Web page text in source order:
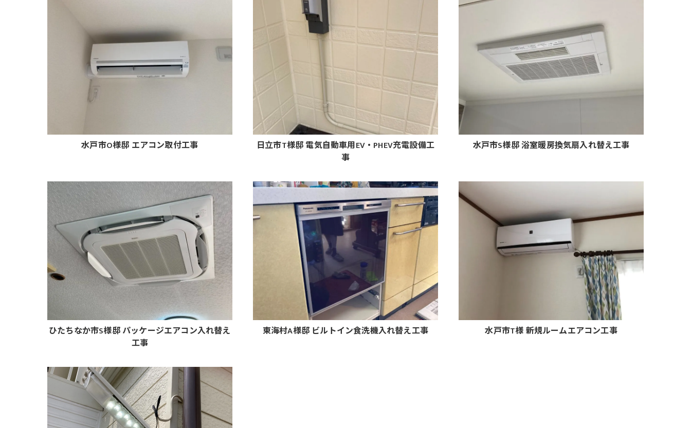
水戸市O様邸 エアコン取付工事
日立市T様邸 電気自動車用EV・PHEV充電設備工
事
水戸市S様邸 浴室暖房換気扇入れ替え工事
ひたちなか市S様邸 パッケージエアコン入れ替え
工事
東海村A様邸 ビルトイン食洗機入れ替え工事 水戸市T様 新規ルームエアコン工事